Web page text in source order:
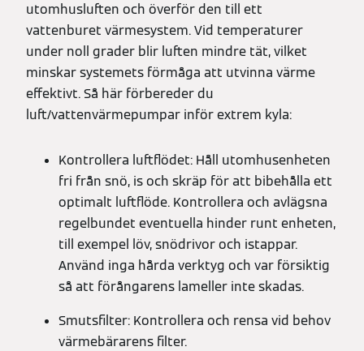
utomhusluften och överför den till ett
vattenburet värmesystem. Vid temperaturer
under noll grader blir luften mindre tät, vilket
minskar systemets förmåga att utvinna värme
effektivt. Så här förbereder du
luft/vattenvärmepumpar inför extrem kyla:
Kontrollera luftflödet: Håll utomhusenheten
fri från snö, is och skräp för att bibehålla ett
optimalt luftflöde. Kontrollera och avlägsna
regelbundet eventuella hinder runt enheten,
till exempel löv, snödrivor och istappar.
Använd inga hårda verktyg och var försiktig
så att förångarens lameller inte skadas.
Smutsfilter: Kontrollera och rensa vid behov
värmebärarens filter.